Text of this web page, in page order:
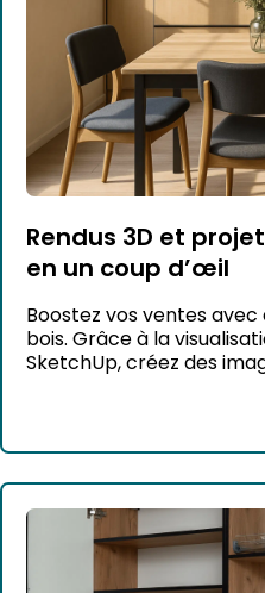
Rendus 3D et
en un coup d’œil
Boostez vos ventes
bois. Grâce à la
SketchUp, créez des